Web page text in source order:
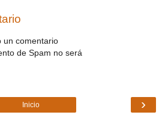
un comentario
de Spam no será
›
Inicio